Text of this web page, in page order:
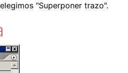
"Superponer trazo".